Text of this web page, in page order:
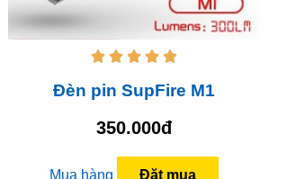
    
Đèn pin SupFire M1
350.000đ
Mua hàng Đặt mua